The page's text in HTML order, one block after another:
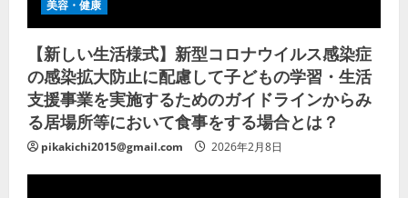
美容・健康
【新しい生活様式】新型コロナウイルス感染症
の感染拡大防止に配慮して子どもの学習・生活
支援事業を実施するためのガイドラインからみ
る居場所等において食事をする場合とは？
pikakichi2015@gmail.com 2026年2月8日